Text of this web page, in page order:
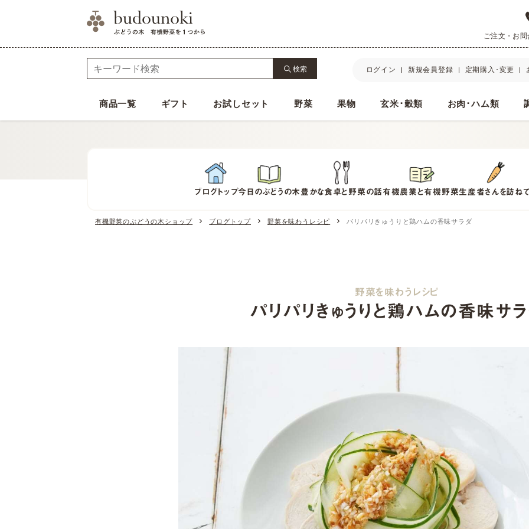
ご注文・お
検索 ログイン 新規会員登録 定期購入･変更
商品一覧 ギフト お試しセット 野菜 果物 玄米･穀類 お肉･ハム類
ブログトップ今日のぶどうの木 豊かな食卓と野菜の話 有機農業と有機野菜生産者さんを訪ね
有機野菜のぶどうの木ショップ ブログトップ 野菜を味わうレシピ パリパリきゅうりと鶏ハムの香味サラダ
パリパリきゅうりと鶏ハムの香味サ
野菜を味わうレシピ